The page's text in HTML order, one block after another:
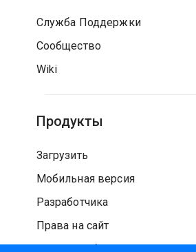
Служба Поддержки
Сообщество
Wiki
Продукты
Загрузить
Мобильная версия
Разработчика
Права на сайт
Проверка безопасности